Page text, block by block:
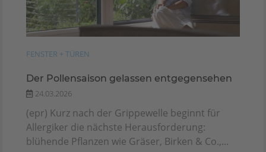
FENSTER + TÜREN
Der Pollensaison gelassen entgegensehen
24.03.2026
(epr) Kurz nach der Grippewelle beginnt für
Allergiker die nächste Herausforderung:
blühende Pflanzen wie Gräser, Birken & Co.,...